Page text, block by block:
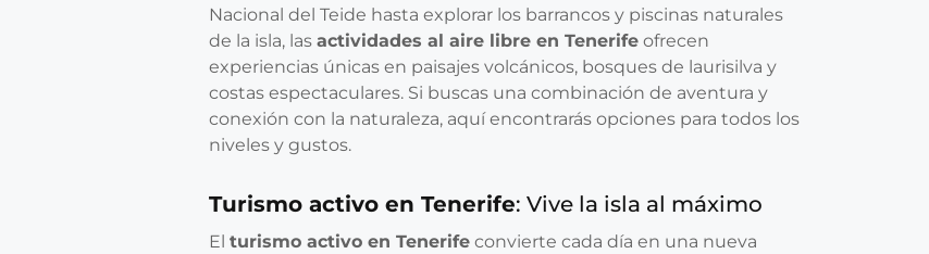
Nacional del Teide hasta explorar los barrancos y piscinas naturales
de la isla, las actividades al aire libre en Tenerife ofrecen
experiencias únicas en paisajes volcánicos, bosques de laurisilva y
costas espectaculares. Si buscas una combinación de aventura y
conexión con la naturaleza, aquí encontrarás opciones para todos los
niveles y gustos.
Turismo activo en Tenerife: Vive la isla al máximo
El turismo activo en Tenerife convierte cada día en una nueva